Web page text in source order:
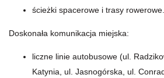
ścieżki spacerowe i trasy rowerowe.
Doskonała komunikacja miejska:
liczne linie autobusowe (ul.
Katynia, ul. Jasnogórska, ul.